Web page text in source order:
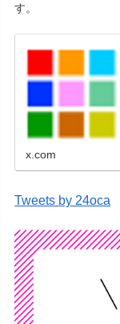
す。
x.com
Tweets by 24oca